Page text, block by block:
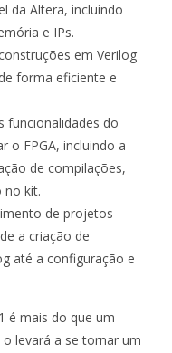
da Altera, incluindo
e IPs.
em Verilog
forma eficiente e
funcionalidades do
o FPGA, incluindo a
de compilações,
no kit.
de projetos
a criação de
até a configuração e
é mais do que um
levará a se tornar um